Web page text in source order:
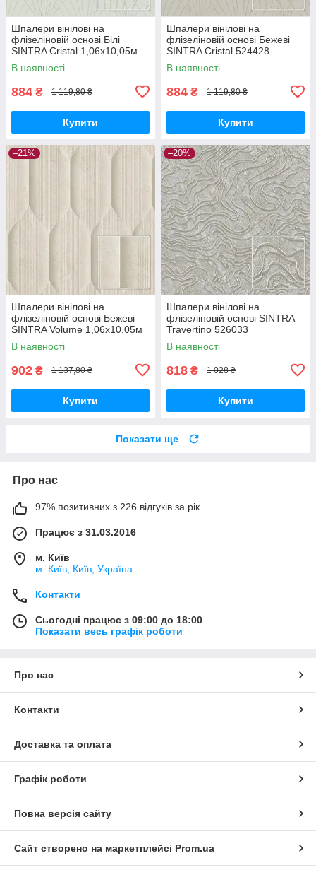
Шпалери вінілові на
флізеліновій основі Білі
SINTRA Cristal 1,06х10,05м
(524411)
В наявності
884 ₴ 1 119,80 ₴
Купити
Шпалери вінілові на
флізеліновій основі Бежеві
SINTRA Cristal 524428
(1,06х10,05м)
В наявності
884 ₴ 1 119,80 ₴
Купити
–21%
Шпалери вінілові на
флізеліновій основі Бежеві
SINTRA Volume 1,06х10,05м
(526217)
В наявності
902 ₴ 1 137,80 ₴
Купити
–20%
Шпалери вінілові на
флізеліновій основі SINTRA
Travertino 526033
(1,06х10,05м)
В наявності
818 ₴ 1 028 ₴
Купити
Показати ще
Про нас
97% позитивних з 226 відгуків за рік
Працює з 31.03.2016
м. Київ
м. Київ, Київ, Україна
Контакти
Сьогодні працює з 09:00 до 18:00
Показати весь графік роботи
Про нас
Контакти
Доставка та оплата
Графік роботи
Повна версія сайту
Сайт створено на маркетплейсі Prom.ua